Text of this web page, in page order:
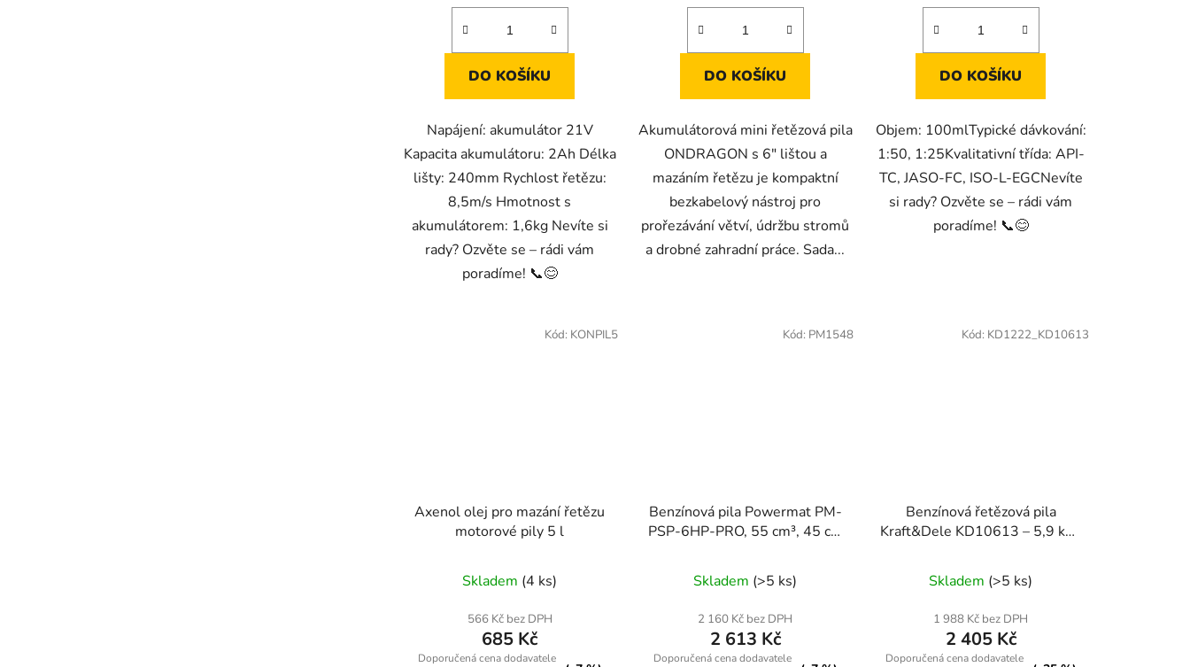
DO KOŠÍKU
Napájení: akumulátor 21V
Kapacita akumulátoru: 2Ah Délka
lišty: 240mm Rychlost řetězu:
8,5m/s Hmotnost s
akumulátorem: 1,6kg Nevíte si
rady? Ozvěte se – rádi vám
poradíme! 📞😊
5
hvězdiček.
DO KOŠÍKU
Akumulátorová mini řetězová pila
ONDRAGON s 6" lištou a
mazáním řetězu je kompaktní
bezkabelový nástroj pro
prořezávání větví, údržbu stromů
a drobné zahradní práce. Sada...
DO KOŠÍKU
Objem: 100mlTypické dávkování:
1:50, 1:25Kvalitativní třída: API-
TC, JASO-FC, ISO-L-EGCNevíte
si rady? Ozvěte se – rádi vám
poradíme! 📞😊
Axenol olej pro mazání řetězu
motorové pily 5 l
Skladem (4 ks)
566 Kč bez DPH
685 Kč
Kód: KONPIL5
Benzínová pila Powermat PM-
PSP-6HP-PRO, 55 cm³, 45 cm
Skladem (>5 ks)
2 160 Kč bez DPH
2 613 Kč
Kód: PM1548
Benzínová řetězová pila
Kraft&Dele KD10613 – 5,9 kW
Skladem (>5 ks)
1 988 Kč bez DPH
2 405 Kč
Kód: KD1222_KD10613